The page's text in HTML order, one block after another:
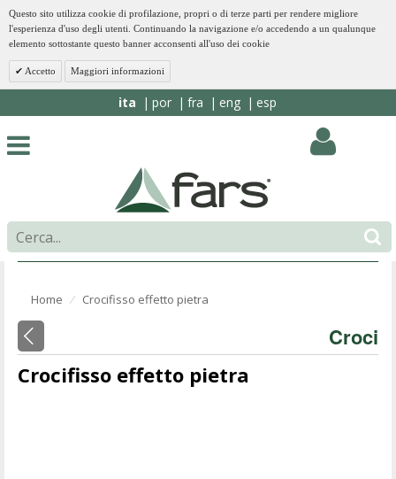
Questo sito utilizza cookie di profilazione, propri o di terze parti per rendere migliore
l'esperienza d'uso degli utenti. Continuando la navigazione e/o accedendo a un qualunque
elemento sottostante questo banner acconsenti all'uso dei cookie
Accetto Maggiori informazioni
ita por fra eng esp
Home ⁄ Crocifisso effetto pietra
Croci
Crocifisso effetto pietra